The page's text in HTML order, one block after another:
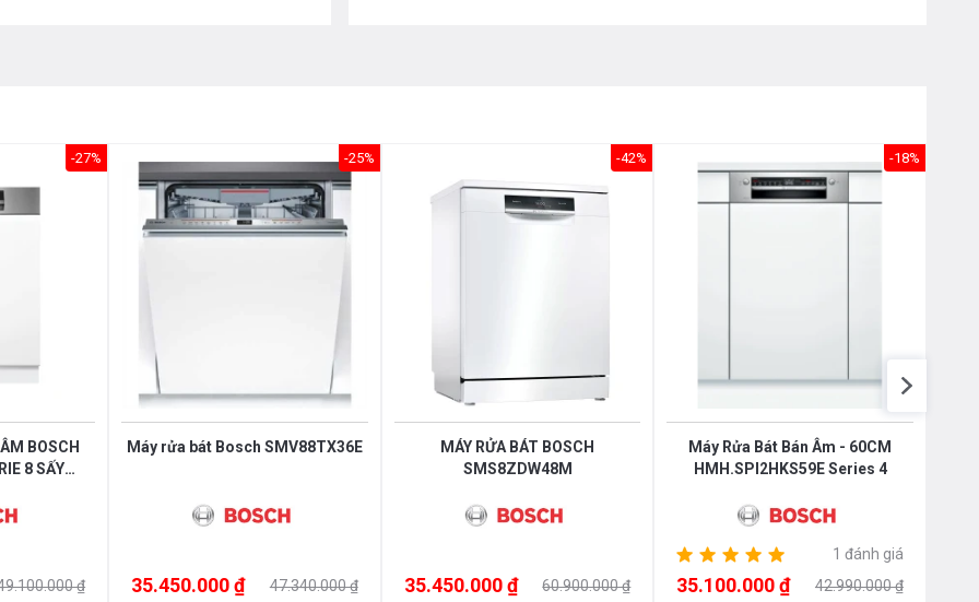
cánh máy phẳng lì khi lắp lên
-27%
BOSCH
8 SẤY
₫
-25%
Máy rửa bát Bosch SMV88TX36E
35.450.000 ₫ 47.340.000 ₫
-42%
MÁY RỬA BÁT BOSCH
SMS8ZDW48M
35.450.000 ₫ 60.900.000 ₫
-18%
Máy Rửa Bát Bán Âm - 60CM
HMH.SPI2HKS59E Series 4
1 đánh giá
35.100.000 ₫ 42.990.000 ₫